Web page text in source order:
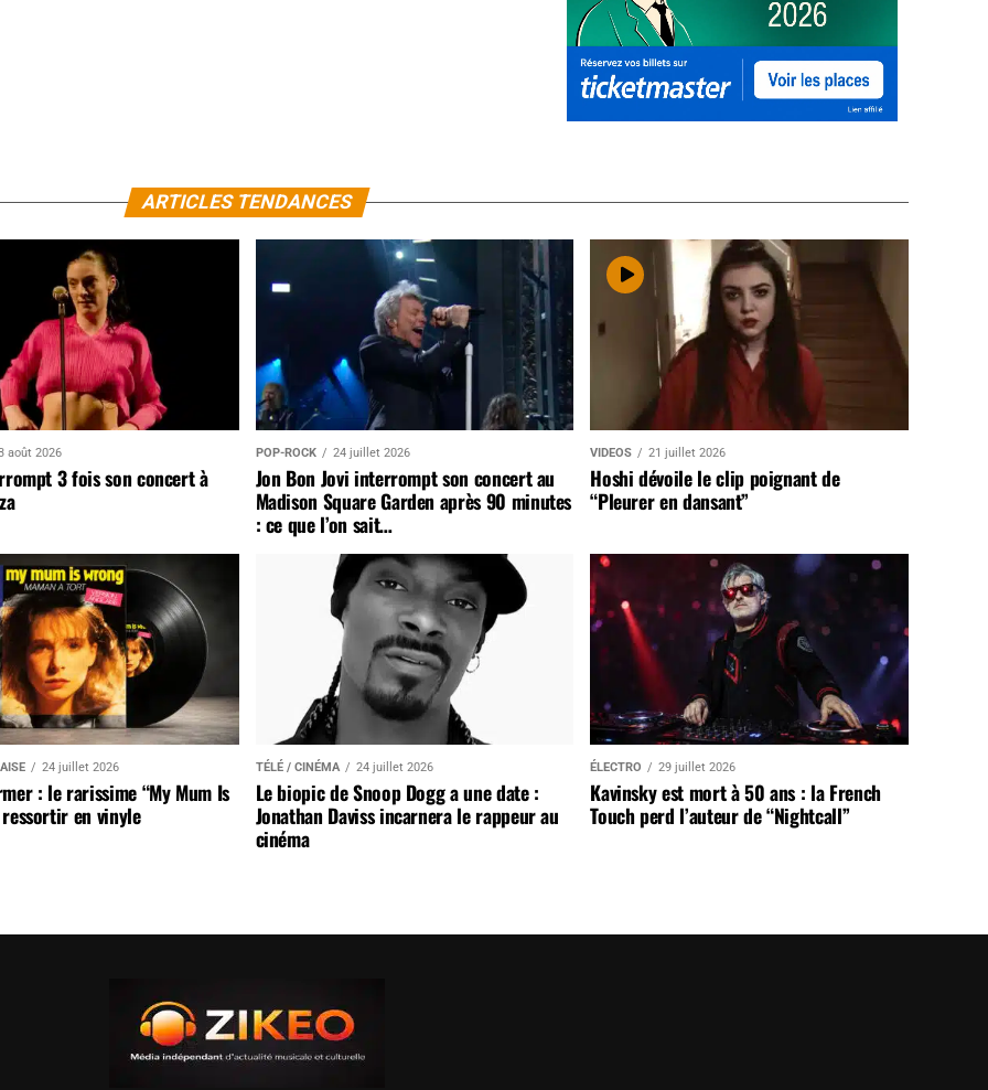
ARTICLES TENDANCES
août 2026
3 fois son concert à
POP-ROCK 24 juillet 2026
Jon Bon Jovi interrompt son concert au
Madison Square Garden après 90 minutes
: ce que l’on sait…
VIDEOS 21 juillet 2026
Hoshi dévoile le clip poignant de
“Pleurer en dansant”
24 juillet 2026
: le rarissime “My Mum Is
ressortir en vinyle
TÉLÉ / CINÉMA 24 juillet 2026
Le biopic de Snoop Dogg a une date :
Jonathan Daviss incarnera le rappeur au
cinéma
ÉLECTRO 29 juillet 2026
Kavinsky est mort à 50 ans : la French
Touch perd l’auteur de “Nightcall”